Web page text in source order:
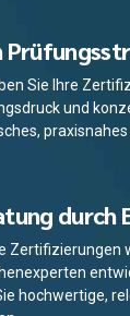
Sie Ihre
und
praxisnahes
durch
Zertifizierungen
hochwertige,